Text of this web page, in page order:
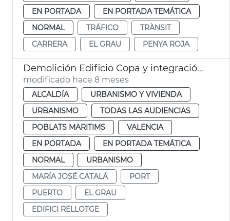
EN PORTADA
EN PORTADA TEMÁTICA
NORMAL
TRÁFICO
TRÀNSIT
CARRERA
EL GRAU PENYA ROJA
Demolición Edificio Copa y integración paisajística Edificio Reloj
modificado hace 8 meses
ALCALDÍA
URBANISMO Y VIVIENDA
URBANISMO
TODAS LAS AUDIENCIAS
POBLATS MARITIMS
VALENCIA
EN PORTADA
EN PORTADA TEMÁTICA
NORMAL
URBANISMO
MARÍA JOSÉ CATALÁ
PORT
PUERTO
EL GRAU
EDIFICI RELLOTGE